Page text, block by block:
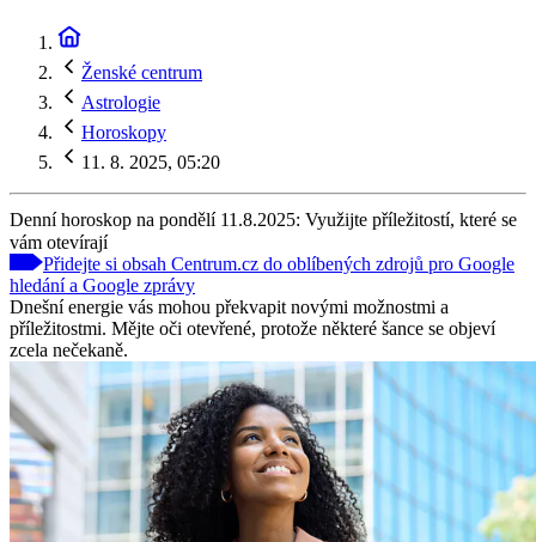
Ženské centrum
Astrologie
Horoskopy
11. 8. 2025, 05:20
Denní horoskop na pondělí 11.8.2025: Využijte příležitostí, které se
vám otevírají
Přidejte si obsah Centrum.cz do oblíbených zdrojů pro Google
hledání a Google zprávy
Dnešní energie vás mohou překvapit novými možnostmi a
příležitostmi. Mějte oči otevřené, protože některé šance se objeví
zcela nečekaně.